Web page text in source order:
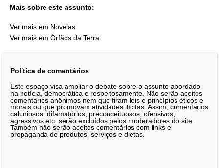
Mais sobre este assunto:
Ver mais em Novelas
Ver mais em Órfãos da Terra
Política de comentários
Este espaço visa ampliar o debate sobre o assunto abordado
na notícia, democrática e respeitosamente. Não serão aceitos
comentários anônimos nem que firam leis e princípios éticos e
morais ou que promovam atividades ilícitas. Assim, comentários
caluniosos, difamatórios, preconceituosos, ofensivos,
agressivos etc. serão excluídos pelos moderadores do site.
Também não serão aceitos comentários com links e
propaganda de produtos, serviços e dietas.